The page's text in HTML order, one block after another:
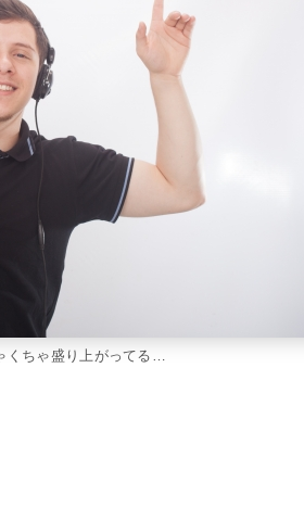
くちゃ盛り上がってる…